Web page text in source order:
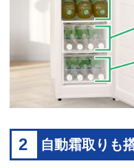
2 自動霜取りも